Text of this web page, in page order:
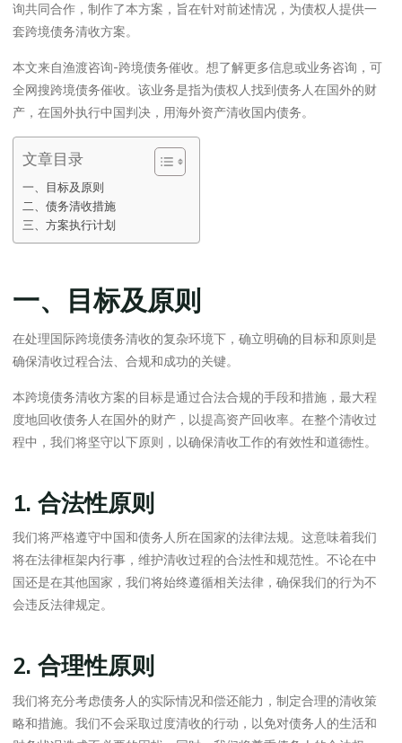
询共同合作，制作了本方案，旨在针对前述情况，为债权人提供一
套跨境债务清收方案。
本文来自渔渡咨询-跨境债务催收。想了解更多信息或业务咨询，可
全网搜跨境债务催收。该业务是指为债权人找到债务人在国外的财
产，在国外执行中国判决，用海外资产清收国内债务。
文章目录
一、目标及原则
二、债务清收措施
三、方案执行计划
一、目标及原则
在处理国际跨境债务清收的复杂环境下，确立明确的目标和原则是
确保清收过程合法、合规和成功的关键。
本跨境债务清收方案的目标是通过合法合规的手段和措施，最大程
度地回收债务人在国外的财产，以提高资产回收率。在整个清收过
程中，我们将坚守以下原则，以确保清收工作的有效性和道德性。
1. 合法性原则
我们将严格遵守中国和债务人所在国家的法律法规。这意味着我们
将在法律框架内行事，维护清收过程的合法性和规范性。不论在中
国还是在其他国家，我们将始终遵循相关法律，确保我们的行为不
会违反法律规定。
2. 合理性原则
我们将充分考虑债务人的实际情况和偿还能力，制定合理的清收策
略和措施。我们不会采取过度清收的行动，以免对债务人的生活和